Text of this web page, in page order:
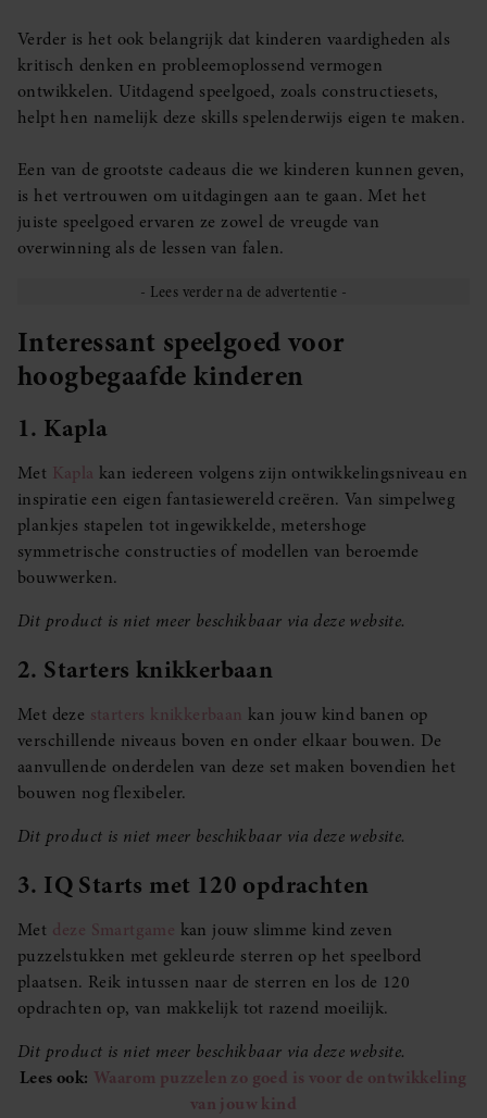
Verder is het ook belangrijk dat kinderen vaardigheden als
kritisch denken en probleemoplossend vermogen
ontwikkelen. Uitdagend speelgoed, zoals constructiesets,
helpt hen namelijk deze skills spelenderwijs eigen te maken.
Een van de grootste cadeaus die we kinderen kunnen geven,
is het vertrouwen om uitdagingen aan te gaan. Met het
juiste speelgoed ervaren ze zowel de vreugde van
overwinning als de lessen van falen.
Interessant speelgoed voor
hoogbegaafde kinderen
1. Kapla
Met Kapla kan iedereen volgens zijn ontwikkelingsniveau en
inspiratie een eigen fantasiewereld creëren. Van simpelweg
plankjes stapelen tot ingewikkelde, metershoge
symmetrische constructies of modellen van beroemde
bouwwerken.
Dit product is niet meer beschikbaar via deze website.
2. Starters knikkerbaan
Met deze starters knikkerbaan kan jouw kind banen op
verschillende niveaus boven en onder elkaar bouwen. De
aanvullende onderdelen van deze set maken bovendien het
bouwen nog flexibeler.
Dit product is niet meer beschikbaar via deze website.
3. IQ Starts met 120 opdrachten
Met deze Smartgame kan jouw slimme kind zeven
puzzelstukken met gekleurde sterren op het speelbord
plaatsen. Reik intussen naar de sterren en los de 120
opdrachten op, van makkelijk tot razend moeilijk.
Dit product is niet meer beschikbaar via deze website.
Lees ook: Waarom puzzelen zo goed is voor de ontwikkeling
van jouw kind